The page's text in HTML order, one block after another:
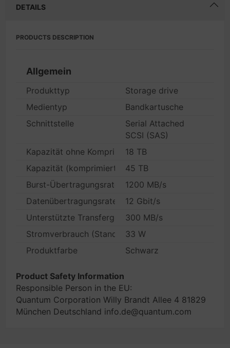
DETAILS
PRODUCTS DESCRIPTION
Allgemein
Produkttyp
Storage drive
Medientyp
Bandkartusche
Schnittstelle
Serial Attached
SCSI (SAS)
Kapazität ohne Komprimierung
18 TB
Kapazität (komprimiert)
45 TB
Burst-Übertragungsrate
1200 MB/s
Datenübertragungsrate
12 Gbit/s
Unterstützte Transfergeschwindigkeit
300 MB/s
Stromverbrauch (Standardbetrieb)
33 W
Produktfarbe
Schwarz
Product Safety Information
Responsible Person in the EU:
Quantum Corporation Willy Brandt Allee 4 81829
München Deutschland info.de@quantum.com